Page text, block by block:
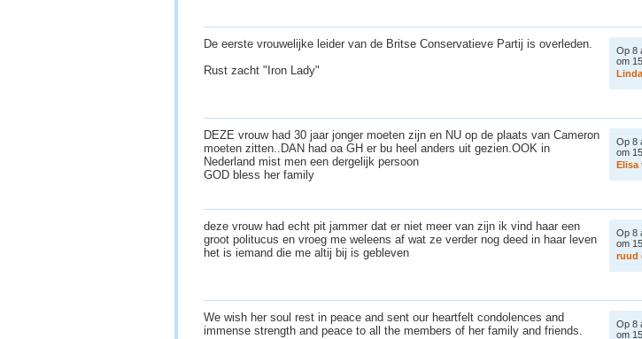
De eerste vrouwelijke leider van de Britse Conservatieve Partij is overleden.
Rust zacht "Iron Lady"
Op 8
om
Linda
DEZE vrouw had 30 jaar jonger moeten zijn en NU op de plaats van Cameron
moeten zitten..DAN had oa GH er bu heel anders uit gezien.OOK in
Nederland mist men een dergelijk persoon
GOD bless her family
Op 8
om
Elisa
deze vrouw had echt pit jammer dat er niet meer van zijn ik vind haar een
groot politucus en vroeg me weleens af wat ze verder nog deed in haar leven
het is iemand die me altij bij is gebleven
Op 8
om
ruud
We wish her soul rest in peace and sent our heartfelt condolences and
immense strength and peace to all the members of her family and friends.
Op 8
om